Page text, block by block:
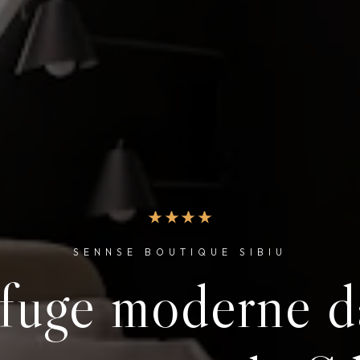
SENNSE BOUTIQUE SIBIU
conçu